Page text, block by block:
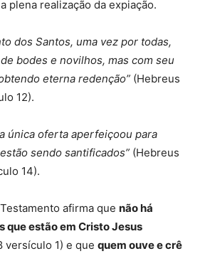
plena realização da expiação.
dos Santos, uma vez por todas,
bodes e novilhos, mas com seu
eterna redenção” (Hebreus
12).
única oferta aperfeiçoou para
sendo santificados” (Hebreus
14).
afirma que não há
que estão em Cristo Jesus
versículo 1) e que quem ouve e crê